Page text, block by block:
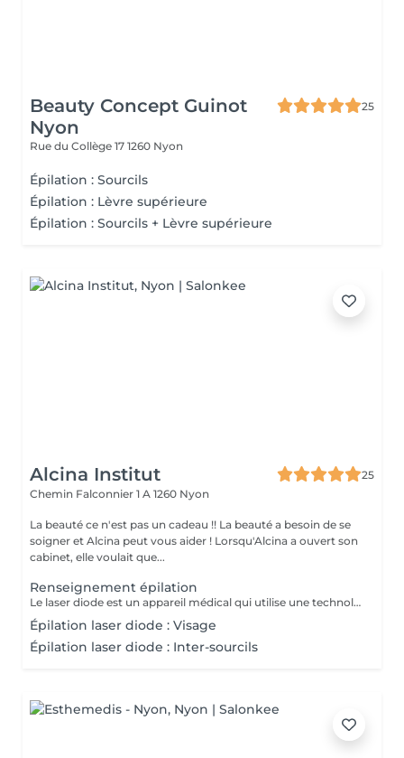
Beauty Concept Guinot
Nyon
25
Rue du Collège 17 1260 Nyon
Épilation : Sourcils
Épilation : Lèvre supérieure
Épilation : Sourcils + Lèvre supérieure
Alcina Institut
25
Chemin Falconnier 1 A 1260 Nyon
La beauté ce n'est pas un cadeau !! La beauté a besoin de se
soigner et Alcina peut vous aider ! Lorsqu'Alcina a ouvert son
cabinet, elle voulait que...
Renseignement épilation
Le laser diode est un appareil médical qui utilise une technologie basée sur l'émission d'une lumière très concentrée. Cette lumière est principalment absorbée par la mélanine (le pigment) présente dans le poil. L'énergie lumineuse absorbée est transformée en chaleur. Cette chaleur est conduite jusqu'au follicule ou pileux (la racine du poil) pour le détruire ou l'endommager, ce qui inhibe la croissance future du poil. Protection de la Peau: Les appareils laser diode modernes sont équipés de systèmes de refroidissement avancés (parfois jusqu'à 0 degrés) pour protéger la peau environnante et minimiser l'inconfort ou la douleur. Efficacité et Avantages Le laser diode est reconnu pour sa polyvalence et ses résultats durables. 1.Profondeur: Grâce à sa longueur d'onde supèrieure à celle d'autres lasers (comme l'Alexandrite à 755nm), le laser diode pénètre plus profondément. Cela rend très efficace pour cibler les poils épais, foncés et profonds. 2. Types de peau: C'est une des technologies les plus polyvalentes. Elle permet de traiter efficacement une large gamme de phototypes (couleurs de peau), et compris les peaux plus foncées, bien que des précautions et des réglages spécifiques soient toujours nécessaires. 3. Résultats: Après plusieurs séances (souvent 4 à 8 séances), on observe généralement une réduction permanente de 80% à 90% de pilosité traitée. 4. Rapidité: Il peut traiter de grandes zones (jambes, dos) rapidement grâce à de grandes tailles de Spot (zone de couverture) 5. Confort: Grâce au refroidissement intégré, il est souvent considéré comme moins douloureux que d'autres types de lasers. PROTOCOLE DE TRAITEMENT L'épilation au laser nécesse plusieurs séances car le laser n'est efficace que sur les poils en phase anagène (phase de croissance active). Intervalle: Les séances sont espacées, car elles doivent être synchronisées avec le cycle de repousse du poil (généralement toutes les 4 à 5 semaines, selon la zone) Chute du poil: Après une séance, les poils ne tombent pas immédiatement. Ils se délogent et tombent naturellement dans les 1 à 3 semaines suivantes.
Épilation laser diode : Visage
Épilation laser diode : Inter-sourcils